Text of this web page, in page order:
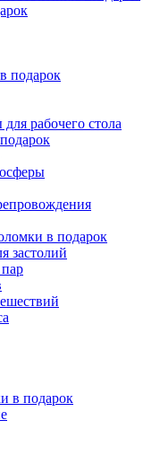
подарок
рабочего стола
в подарок
застолий
в подарок